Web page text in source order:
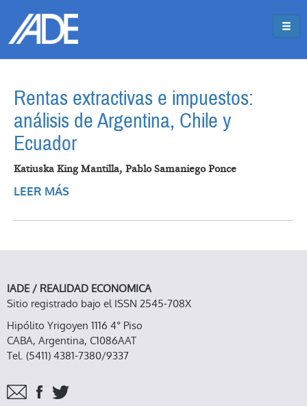
Rentas extractivas e impuestos:
análisis de Argentina, Chile y
Ecuador
Katiuska King Mantilla, Pablo Samaniego Ponce
LEER MÁS
CHILE Y ECUADOR
IADE / REALIDAD ECONOMICA
Sitio registrado bajo el ISSN 2545-708X
Hipólito Yrigoyen 1116 4° Piso
CABA, Argentina, C1086AAT
Tel. (5411) 4381-7380/9337